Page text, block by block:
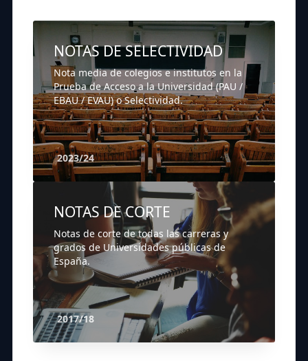
NOTAS DE SELECTIVIDAD
Nota media de colegios e institutos en la
Prueba de Acceso a la Universidad (PAU /
EBAU / EVAU) o Selectividad.
2023/24
NOTAS DE CORTE
Notas de corte de todas las carreras y
grados de Universidades públicas de
España.
2017/18